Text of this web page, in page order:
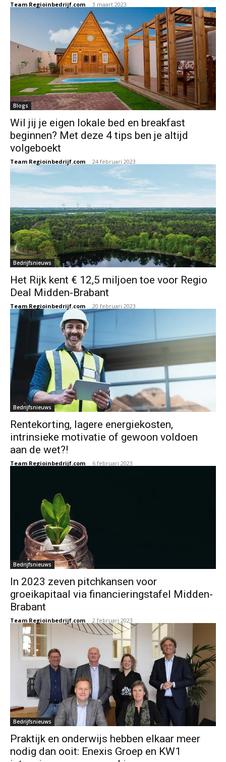
Team Regioinbedrijf.com - 3 maart 2023
Blogs
Wil jij je eigen lokale bed en breakfast
beginnen? Met deze 4 tips ben je altijd
volgeboekt
Team Regioinbedrijf.com - 24 februari 2023
Bedrijfsnieuws
Het Rijk kent € 12,5 miljoen toe voor Regio
Deal Midden-Brabant
Team Regioinbedrijf.com - 20 februari 2023
Bedrijfsnieuws
Rentekorting, lagere energiekosten,
intrinsieke motivatie of gewoon voldoen
aan de wet?!
Team Regioinbedrijf.com - 6 februari 2023
Bedrijfsnieuws
In 2023 zeven pitchkansen voor
groeikapitaal via financieringstafel Midden-
Brabant
Team Regioinbedrijf.com - 2 februari 2023
Bedrijfsnieuws
Praktijk en onderwijs hebben elkaar meer
nodig dan ooit: Enexis Groep en KW1